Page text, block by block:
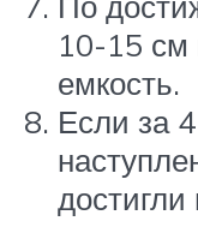
10-15 см
емкость.
Если за